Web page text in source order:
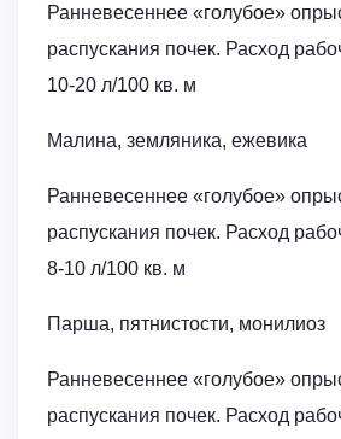
Ранневесеннее «голубое»
распускания почек. Расход
10-20 л/100 кв. м
Малина, земляника, ежевика
Ранневесеннее «голубое»
распускания почек. Расход
8-10 л/100 кв. м
Парша, пятнистости, монилиоз
Ранневесеннее «голубое»
распускания почек. Расход